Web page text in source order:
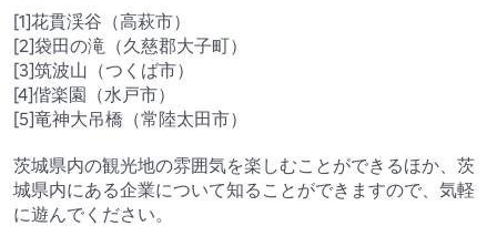
[1]花貫渓谷（高萩市）
[2]袋田の滝（久慈郡大子町）
[3]筑波山（つくば市）
[4]偕楽園（水戸市）
[5]竜神大吊橋（常陸太田市）
茨城県内の観光地の雰囲気を楽しむことができるほか、茨
城県内にある企業について知ることができますので、気軽
に遊んでください。